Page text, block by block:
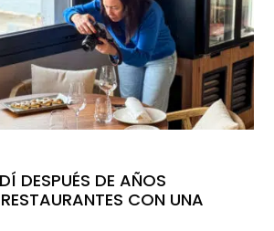
DESPUÉS DE AÑOS
CON UNA